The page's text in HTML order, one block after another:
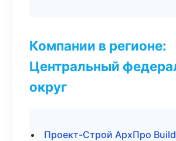
Компании в регионе:
Центральный
округ
Проект-Строй АрхПро